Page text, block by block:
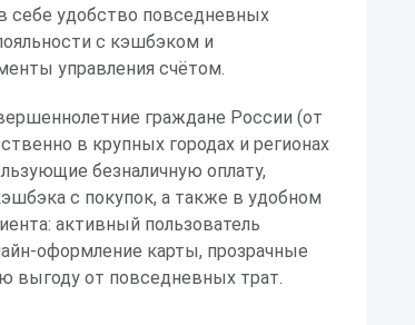
себе удобство повседневных
с кэшбэком и
управления счётом.
граждане России (от
в крупных городах и регионах
безналичную оплату,
с покупок, а также в удобном
активный пользователь
оформление карты, прозрачные
выгоду от повседневных трат.